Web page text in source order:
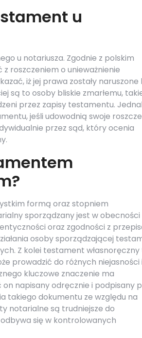
u
u notariusza. Zgodnie z polskim
roszczeniem o unieważnienie
iż jej prawa zostały naruszone
są to osoby bliskie zmarłemu,
przez zapisy testamentu.
jeśli udowodnią swoje
przez sąd, który ocenia
formą oraz stopniem
sporządzany jest w obecności
oraz zgodności z
osoby sporządzającej
Z kolei testament własnoręczny
prowadzić do różnych niejasności i
kluczowe znaczenie ma
napisany odręcznie i podpisany
takiego dokumentu ze względu na
notarialne są trudniejsze do
się w kontrolowanych